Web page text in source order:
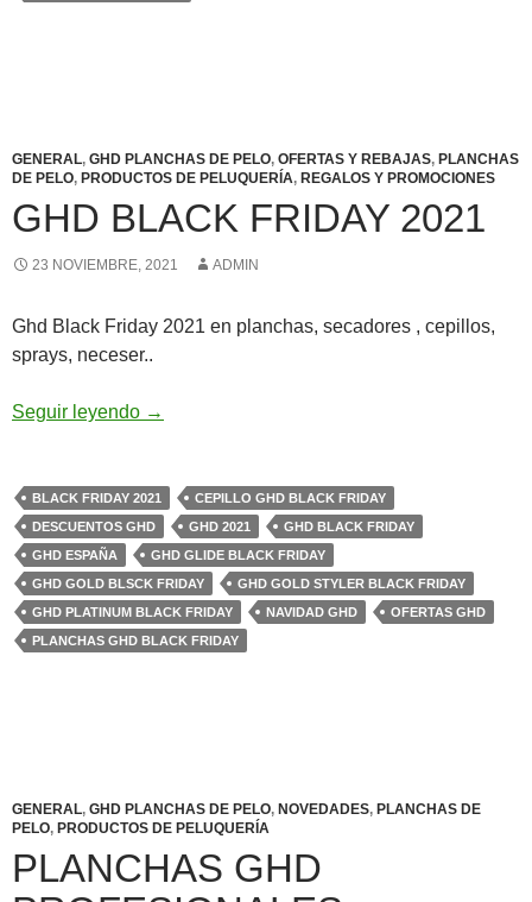
GENERAL, GHD PLANCHAS DE PELO, OFERTAS Y REBAJAS, PLANCHAS
DE PELO, PRODUCTOS DE PELUQUERÍA, REGALOS Y PROMOCIONES
GHD BLACK FRIDAY 2021
23 NOVIEMBRE, 2021 ADMIN
Ghd Black Friday 2021 en planchas, secadores , cepillos,
sprays, neceser..
Seguir leyendo GHD Black Friday 2021
→
BLACK FRIDAY 2021
CEPILLO GHD BLACK FRIDAY
DESCUENTOS GHD
GHD 2021
GHD BLACK FRIDAY
GHD ESPAÑA
GHD GLIDE BLACK FRIDAY
GHD GOLD BLSCK FRIDAY
GHD GOLD STYLER BLACK FRIDAY
GHD PLATINUM BLACK FRIDAY
NAVIDAD GHD
OFERTAS GHD
PLANCHAS GHD BLACK FRIDAY
GENERAL, GHD PLANCHAS DE PELO, NOVEDADES, PLANCHAS DE
PELO, PRODUCTOS DE PELUQUERÍA
PLANCHAS GHD